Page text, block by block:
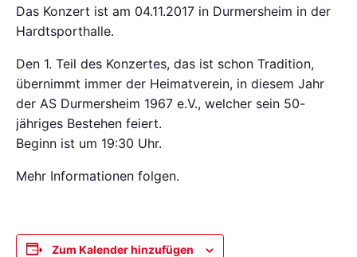
Das Konzert ist am 04.11.2017 in Durmersheim in der
Hardtsporthalle.
Den 1. Teil des Konzertes, das ist schon Tradition,
übernimmt immer der Heimatverein, in diesem Jahr
der AS Durmersheim 1967 e.V., welcher sein 50-
jähriges Bestehen feiert.
Beginn ist um 19:30 Uhr.
Mehr Informationen folgen.
Zum Kalender hinzufügen